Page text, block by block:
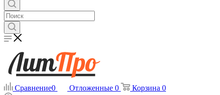
Сравнение0 Отложенные 0 Корзина 0